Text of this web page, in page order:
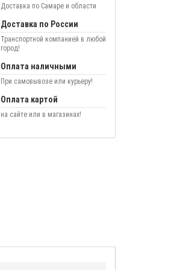
Доставка по Самаре и области
Доставка по России
Транспортной компанией в любой
город!
Оплата наличными
При самовывозе или курьеру!
Оплата картой
на сайте или в магазинах!